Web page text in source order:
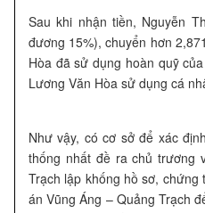
Sau khi nhận tiền, Nguyễn
đương 15%), chuyển hơn
Hòa đã sử dụng hoàn quỹ
Lương Văn Hòa sử dụng cá
Như vậy, có cơ sở để xác
thống nhất đề ra chủ trương
Trạch lập khống hồ sơ,
án Vũng Áng – Quảng Trạch